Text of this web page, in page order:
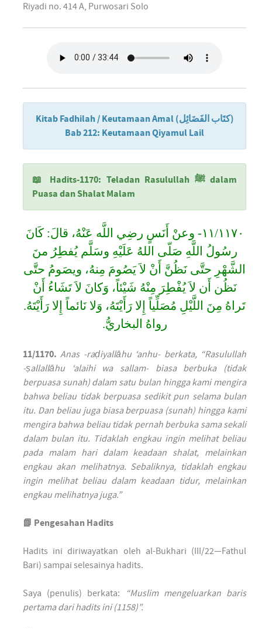
Riyadi no. 414 A, Purwosari Solo
Kitab Fadhilah / Keutamaan Amal
(كتَاب الفَضَائِل)
Bab 212: Keutamaan Qiyamul Lail
📖 Hadits-1170: Teladan Rasulullah ﷺ dalam
Puasa dan Shalat Malam
١١/١١٧٠- وعنْ أَنَسٍ رضِي اللَّه عَنْهُ، قالَ: كَانَ
رسُولُ اللَّهِ صَلّى اللهُ عَلَيْهِ وسَلَّم يُفطِرُ منَ
الشَّهْرِ حتَّى نَظُنَّ أَنْ لاَ يَصُومَ مِنهُ، ويصَومُ حتَّى
نَظُن أَن لاَ يُفْطِرَ مِنْهُ شَيْئاً، وَكانَ لاَ تَشَاءُ أَنْ
تَراهُ مِنَ اللَّيْلِ مُصَلِّياً إِلا رَأَيْتَهُ، وَلا نَائماً إِلا رَأَيْتَهُ.
رواهُ البخاريُّ.
11/1170. Anas -raḍiyallāhu ‘anhu- berkata, “Rasulullah
-ṣallallāhu ‘alaihi wa sallam- biasa berbuka (tidak
berpuasa sunah) dalam satu bulan hingga kami mengira
bahwa beliau tidak berpuasa sedikit pun selama bulan
itu. Dan beliau juga biasa berpuasa (sunah) hingga kami
mengira bahwa beliau tidak pernah berbuka sama sekali
dalam bulan itu. Tidaklah engkau ingin melihat beliau
pada malam hari dalam keadaan shalat, melainkan
engkau akan melihatnya. Sebaliknya, tidaklah engkau
ingin melihat beliau dalam keadaan tidur, melainkan
engkau melihatnya juga.”
📗 Pengesahan Hadits
Hadits ini diriwayatkan oleh al-Bukhari (III/22—Fathul
Bari) sampai selesainya hadits.
Saya (penulis) berkata:
“Muslim mengeluarkan baris
pertama dari hadits ini (1158)”.